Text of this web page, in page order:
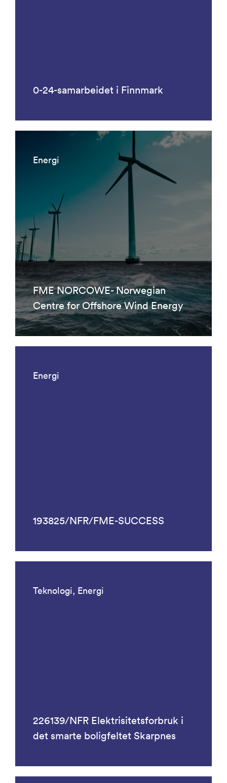
0-24-samarbeidet i Finnmark
Energi
FME NORCOWE- Norwegian
Centre for Offshore Wind Energy
Energi
193825/NFR/FME-SUCCESS
Teknologi, Energi
226139/NFR Elektrisitetsforbruk i
det smarte boligfeltet Skarpnes